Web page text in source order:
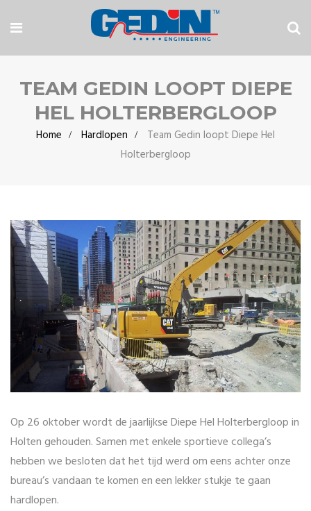
TEAM GEDIN LOOPT DIEPE
HEL HOLTERBERGLOOP
Home Hardlopen
Team Gedin loopt Diepe Hel
Holterbergloop
Op 26 oktober wordt de jaarlijkse Diepe Hel Holterbergloop in
Holten gehouden. Samen met enkele sportieve collega’s
hebben we besloten dat het tijd werd om eens achter onze
bureau’s vandaan te komen en een lekker stukje te gaan
hardlopen.